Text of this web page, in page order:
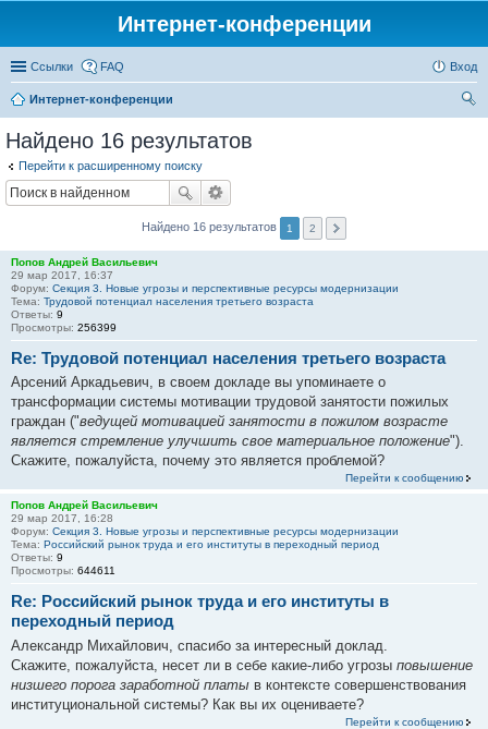
Интернет-конференции
Ссылки FAQ Вход
Интернет-конференции
Найдено 16 результатов
Перейти к расширенному поиску
Найдено 16 результатов 1 2
Попов Андрей Васильевич
29 мар 2017, 16:37
Форум: Секция 3. Новые угрозы и перспективные ресурсы модернизации
Тема: Трудовой потенциал населения третьего возраста
Ответы: 9
Просмотры: 256399
Re: Трудовой потенциал населения третьего возраста
Арсений Аркадьевич, в своем докладе вы упоминаете о
трансформации системы мотивации трудовой занятости пожилых
граждан ("ведущей мотивацией занятости в пожилом возрасте
является стремление улучшить свое материальное положение").
Скажите, пожалуйста, почему это является проблемой?
Перейти к сообщению
Попов Андрей Васильевич
29 мар 2017, 16:28
Форум: Секция 3. Новые угрозы и перспективные ресурсы модернизации
Тема: Российский рынок труда и его институты в переходный период
Ответы: 9
Просмотры: 644611
Re: Российский рынок труда и его институты в
переходный период
Александр Михайлович, спасибо за интересный доклад.
Скажите, пожалуйста, несет ли в себе какие-либо угрозы повышение
низшего порога заработной платы в контексте совершенствования
институциональной системы? Как вы их оцениваете?
Перейти к сообщению